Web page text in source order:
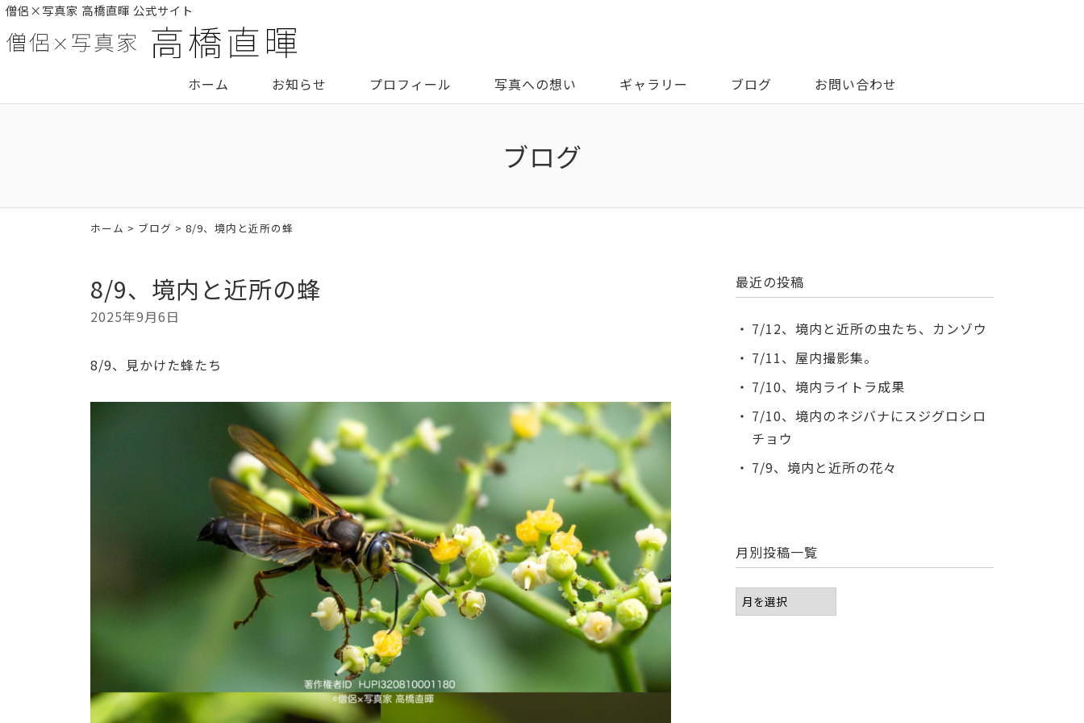
僧侶×写真家 高橋直暉 公式サイト
ホーム お知らせ プロフィール 写真への想い ギャラリー ブログ お問い合わせ
ブログ
ホーム > ブログ > 8/9、境内と近所の蜂
8/9、境内と近所の蜂
2025年9月6日
8/9、見かけた蜂たち
最近の投稿
7/12、境内と近所の虫たち、カンゾウ
7/11、屋内撮影集。
7/10、境内ライトラ成果
7/10、境内のネジバナにスジグロシロ
チョウ
7/9、境内と近所の花々
月別投稿一覧